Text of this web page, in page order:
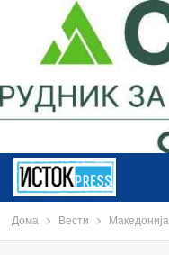
Дома Вести Македонија